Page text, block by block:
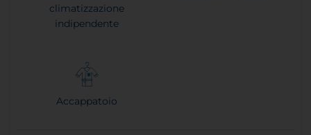
climatizzazione
indipendente
Accappatoio